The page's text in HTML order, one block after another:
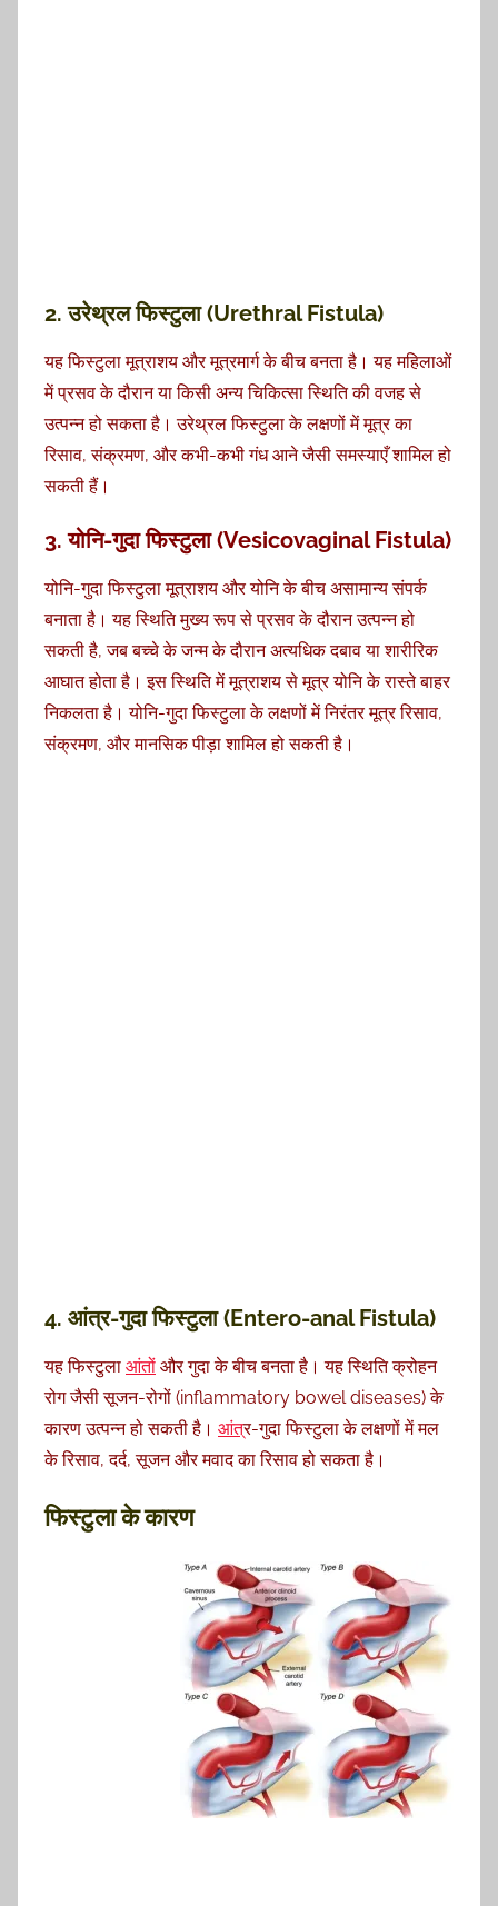
2. उरेथ्रल फिस्टुला (Urethral Fistula)
यह फिस्टुला मूत्राशय और मूत्रमार्ग के बीच बनता है। यह महिलाओं
में प्रसव के दौरान या किसी अन्य चिकित्सा स्थिति की वजह से
उत्पन्न हो सकता है। उरेथ्रल फिस्टुला के लक्षणों में मूत्र का
रिसाव, संक्रमण, और कभी-कभी गंध आने जैसी समस्याएँ शामिल हो
सकती हैं।
3. योनि-गुदा फिस्टुला (Vesicovaginal Fistula)
योनि-गुदा फिस्टुला मूत्राशय और योनि के बीच असामान्य संपर्क
बनाता है। यह स्थिति मुख्य रूप से प्रसव के दौरान उत्पन्न हो
सकती है, जब बच्चे के जन्म के दौरान अत्यधिक दबाव या शारीरिक
आघात होता है। इस स्थिति में मूत्राशय से मूत्र योनि के रास्ते बाहर
निकलता है। योनि-गुदा फिस्टुला के लक्षणों में निरंतर मूत्र रिसाव,
संक्रमण, और मानसिक पीड़ा शामिल हो सकती है।
4. आंत्र-गुदा फिस्टुला (Entero-anal Fistula)
यह फिस्टुला आंत ों और गुदा के बीच बनता है। यह स्थिति क्रोहन
रोग जैसी सूजन-रोगों (inflammatory bowel diseases) के
कारण उत्पन्न हो सकती है। आंत्र-गुदा फिस्टुला के लक्षणों में मल
के रिसाव, दर्द, सूजन और मवाद का रिसाव हो सकता है।
फिस्टुला के कारण